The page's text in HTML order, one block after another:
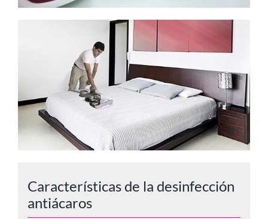
Características de la desinfección
antiácaros